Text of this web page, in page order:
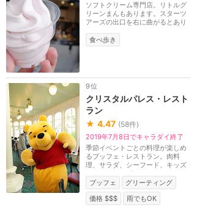
ソフトクリーム専門店。リトルグ
リーンまんもあります。スターツ
アーズの出口を右に曲がるとあり
食べ歩き
9位
クリスタルパレス・レスト
ラン
★ 4.47 (58件)
2019年7月8日でキャラダイ終了
季節イベントごとの料理が楽しめ
るブッフェ・レストラン。肉料
理、サラダ、シーフード、キッズ
メニュー、デザート...
ブッフェ
グリーティング
価格 $$$
雨でもOK